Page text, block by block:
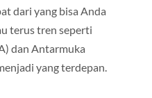
dari yang bisa Anda
terus tren seperti
dan Antarmuka
yang terdepan.